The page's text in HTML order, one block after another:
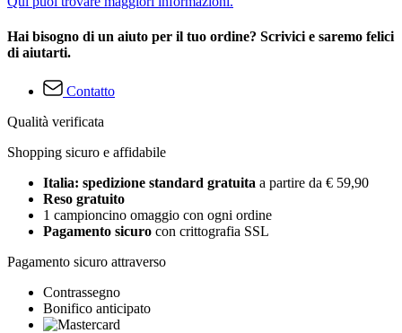
Hai bisogno di un aiuto per il tuo ordine? Scrivici e saremo felici
di aiutarti.
Contatto
Qualità verificata
Shopping sicuro e affidabile
Italia: spedizione standard gratuita a partire da € 59,90
Reso gratuito
1 campioncino omaggio con ogni ordine
Pagamento sicuro con crittografia SSL
Pagamento sicuro attraverso
Contrassegno
Bonifico anticipato